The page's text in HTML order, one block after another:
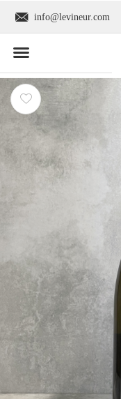
info@levineur.com